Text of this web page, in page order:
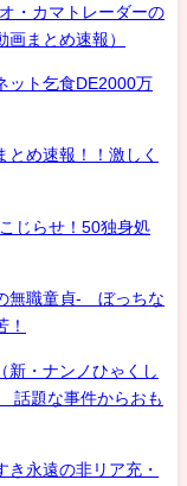
・カマトレーダーの
まとめ速報）
ット乞食DE2000万
め速報！！激しく
じらせ！50独身処
無職童貞- ぼっちな
！
・ナンノひゃくし
話題な事件からおも
き永遠の非リア充・